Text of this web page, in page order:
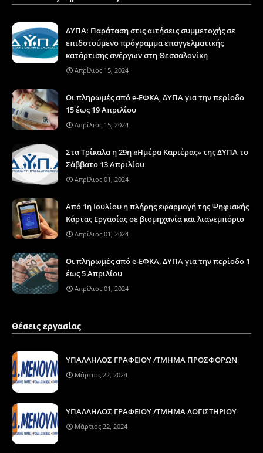
ΔΥΠΑ: Παράταση στις αιτήσεις συμμετοχής σε
επιδοτούμενο πρόγραμμα επαγγελματικής
κατάρτισης ανέργων στη Θεσσαλονίκη
Απρίλιος 15, 2024
Οι πληρωμές από e-ΕΦΚΑ, ΔΥΠΑ για την περίοδο
15 έως 19 Απριλίου
Απρίλιος 15, 2024
Στα Τρίκαλα η 29η «Ημέρα Καριέρας» της ΔΥΠΑ το
Σάββατο 13 Απριλίου
Απρίλιος 01, 2024
Από 1η Ιουλίου η πλήρης εφαρμογή της Ψηφιακής
Κάρτας Εργασίας σε βιομηχανία και λιανεμπόριο
Απρίλιος 01, 2024
Οι πληρωμές από e-ΕΦΚΑ, ΔΥΠΑ για την περίοδο 1
έως 5 Απριλίου
Απρίλιος 01, 2024
Θέσεις εργασίας
ΥΠΑΛΛΗΛΟΣ ΓΡΑΦΕΙΟΥ /ΤΜΗΜΑ ΠΡΟΣΦΟΡΩΝ
Μάρτιος 22, 2024
ΥΠΑΛΛΗΛΟΣ ΓΡΑΦΕΙΟΥ /ΤΜΗΜΑ ΛΟΓΙΣΤΗΡΙΟΥ
Μάρτιος 22, 2024